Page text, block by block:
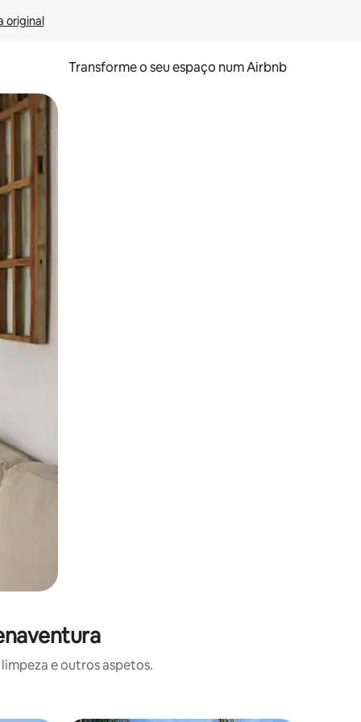
original
Transforme o seu espaço num Airbnb
de toque ou deslize.
e outros aspetos.